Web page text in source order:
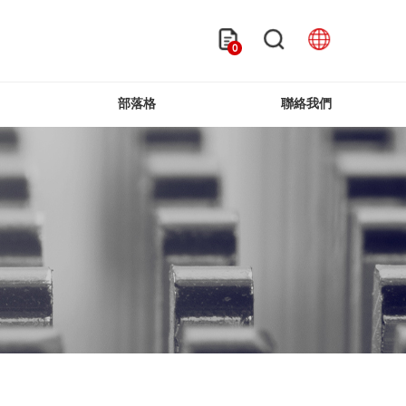
0
部落格 聯絡我們